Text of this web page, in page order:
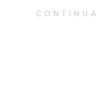
CONTINUA